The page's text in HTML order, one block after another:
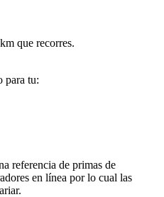
que recorres.
para tu:
referencia de primas de
en línea por lo cual las